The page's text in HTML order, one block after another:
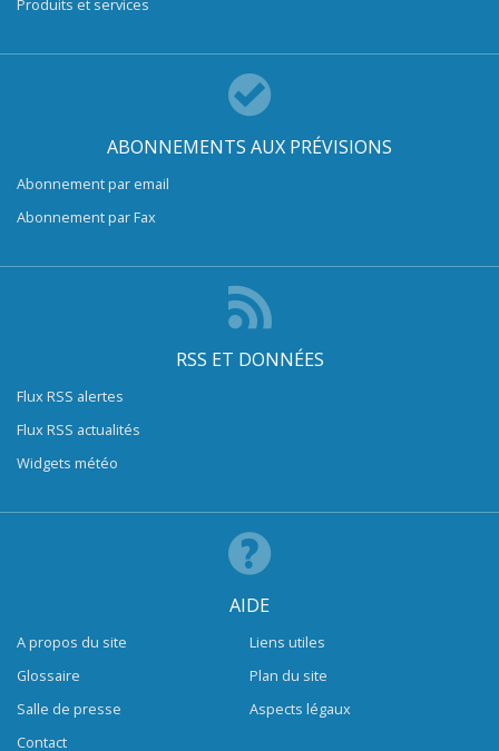
Produits et services
ABONNEMENTS AUX PRÉVISIONS
Abonnement par email
Abonnement par Fax
RSS ET DONNÉES
Flux RSS alertes
Flux RSS actualités
Widgets météo
AIDE
A propos du site
Glossaire
Salle de presse
Contact
Liens utiles
Plan du site
Aspects légaux